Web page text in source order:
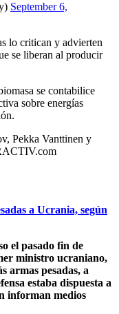
September 6,
lo critican y advierten
se liberan al producir
se contabilice
sobre energías
Pekka Vanttinen y
a Ucrania, según
el pasado fin de
ministro ucraniano,
armas pesadas, a
estaba dispuesta a
informan medios